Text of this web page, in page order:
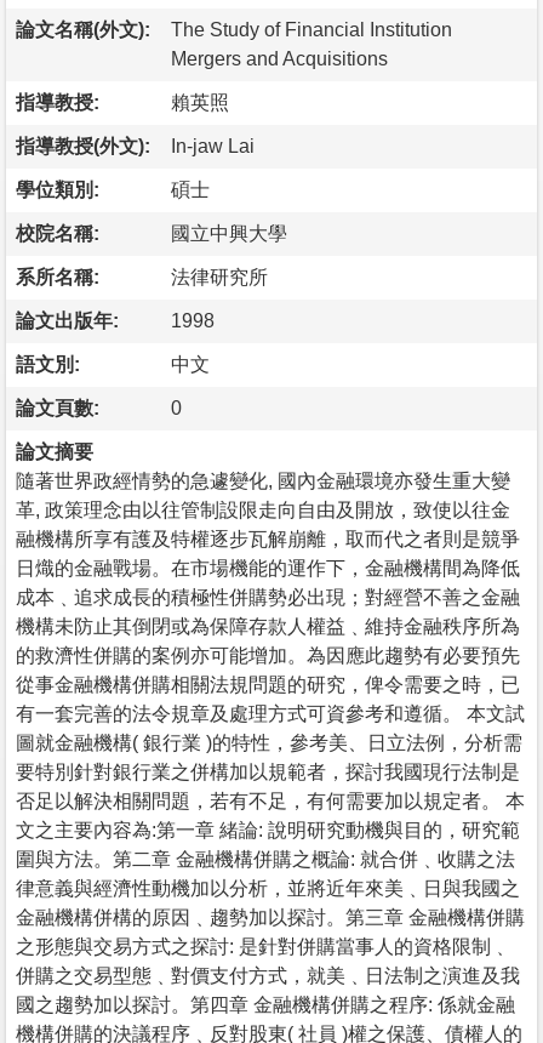
論文名稱(外文):
The Study of Financial Institution
Mergers and Acquisitions
指導教授: 賴英照
指導教授(外文): In-jaw Lai
學位類別: 碩士
校院名稱: 國立中興大學
系所名稱: 法律研究所
論文出版年: 1998
語文別: 中文
論文頁數: 0
論文摘要
隨著世界政經情勢的急遽變化, 國內金融環境亦發生重大變
革, 政策理念由以往管制設限走向自由及開放，致使以往金
融機構所享有護及特權逐步瓦解崩離，取而代之者則是競爭
日熾的金融戰場。在市場機能的運作下，金融機構間為降低
成本﹑追求成長的積極性併購勢必出現；對經營不善之金融
機構未防止其倒閉或為保障存款人權益﹑維持金融秩序所為
的救濟性併購的案例亦可能增加。為因應此趨勢有必要預先
從事金融機構併購相關法規問題的研究，俾令需要之時，已
有一套完善的法令規章及處理方式可資參考和遵循。 本文試
圖就金融機構( 銀行業 )的特性，參考美、日立法例，分析需
要特別針對銀行業之併構加以規範者，探討我國現行法制是
否足以解決相關問題，若有不足，有何需要加以規定者。 本
文之主要內容為:第一章 緒論: 說明研究動機與目的，研究範
圍與方法。第二章 金融機構併購之概論: 就合併﹑收購之法
律意義與經濟性動機加以分析，並將近年來美﹑日與我國之
金融機構併構的原因﹑趨勢加以探討。第三章 金融機構併購
之形態與交易方式之探討: 是針對併購當事人的資格限制﹑
併購之交易型態﹑對價支付方式，就美﹑日法制之演進及我
國之趨勢加以探討。第四章 金融機構併購之程序: 係就金融
機構併購的決議程序﹑反對股東( 社員 )權之保護、債權人的